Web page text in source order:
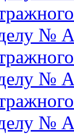
№
№
№